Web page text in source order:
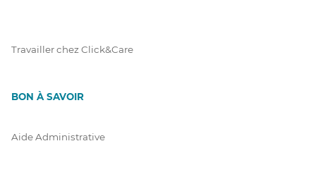
Travailler chez Click&Care
BON À SAVOIR
Aide Administrative